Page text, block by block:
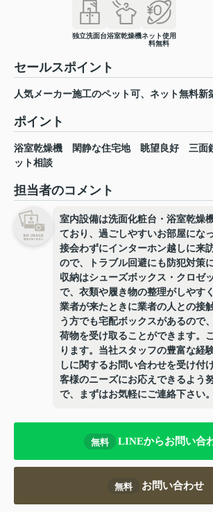
独立洗面台浴室乾燥機ネット使用
料無料
セールスポイント
人気メーカー施工のペット可、ネット無料新
ポイント
浴室乾燥機 閑静な住宅地 眺望良好 三面
ット相談
担当者のコメント
室内設備は洗面化粧台・浴室乾燥
ており、過ごしやすいお部屋にな
接会わずにインターホン越しに来
ので、トラブル回避にも防犯対策
収納はシューズボックス・クロゼ
で、衣類や履き物の整理がしやす
業者が来たときに業者の人との接
う方でも宅配ボックスがあるので
荷物を受け取ることができます。
ります。当社スタッフの豊富な経
しに関するお問い合わせを受け付
客様のニーズにお応えできるよう
で、まずはお気軽にご連絡下さい。
無料 LINEからお問い合
無料 お問い合わせ